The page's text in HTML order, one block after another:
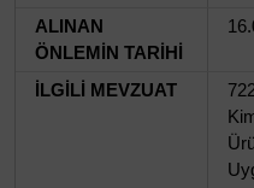
ALINAN
ÖNLEMİN TARİHİ
İLGİLİ MEVZUAT